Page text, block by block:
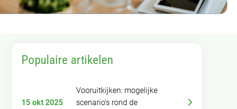
Populaire artikelen
15 okt 2025
Vooruitkijken: mogelijke
scenario’s rond de